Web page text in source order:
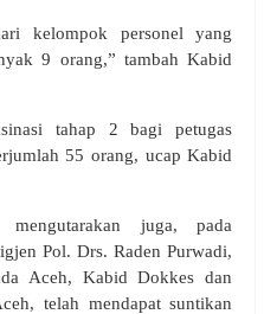
kelompok personel yang
9 orang,” tambah Kabid
tahap 2 bagi petugas
55 orang, ucap Kabid
juga, pada
Pol. Drs. Raden Purwadi,
Aceh, Kabid Dokkes dan
telah mendapat suntikan